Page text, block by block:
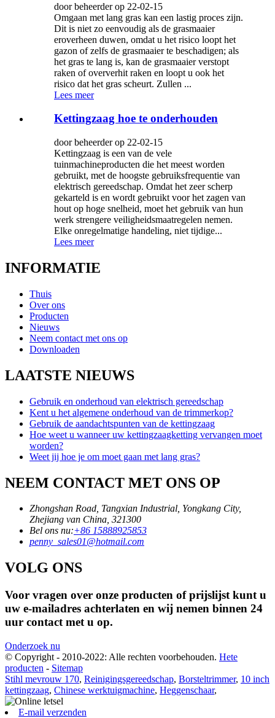
door beheerder op 22-02-15
Omgaan met lang gras kan een lastig proces zijn.
Dit is niet zo eenvoudig als de grasmaaier
eroverheen duwen, omdat u het risico loopt het
gazon of zelfs de grasmaaier te beschadigen; als
het gras te lang is, kan de grasmaaier verstopt
raken of oververhit raken en loopt u ook het
risico dat het gras scheurt. Zullen ...
Lees meer
Kettingzaag hoe te onderhouden
door beheerder op 22-02-15
Kettingzaag is een van de vele
tuinmachineproducten die het meest worden
gebruikt, met de hoogste gebruiksfrequentie van
elektrisch gereedschap. Omdat het zeer scherp
gekarteld is en wordt gebruikt voor het zagen van
hout op hoge snelheid, moet het gebruik van hun
werk strengere veiligheidsmaatregelen nemen.
Elke onregelmatige handeling, niet tijdige...
Lees meer
INFORMATIE
Thuis
Over ons
Producten
Nieuws
Neem contact met ons op
Downloaden
LAATSTE NIEUWS
Gebruik en onderhoud van elektrisch gereedschap
Kent u het algemene onderhoud van de trimmerkop?
Gebruik de aandachtspunten van de kettingzaag
Hoe weet u wanneer uw kettingzaagketting vervangen moet
worden?
Weet jij hoe je om moet gaan met lang gras?
NEEM CONTACT MET ONS OP
Zhongshan Road, Tangxian Industrial, Yongkang City,
Zhejiang van China, 321300
Bel ons nu:+86 15888925853
penny_sales01@hotmail.com
VOLG ONS
Voor vragen over onze producten of prijslijst kunt u
uw e-mailadres achterlaten en wij nemen binnen 24
uur contact met u op.
Onderzoek nu
© Copyright - 2010-2022: Alle rechten voorbehouden. Hete
producten - Sitemap
Stihl mevrouw 170, Reinigingsgereedschap, Borsteltrimmer, 10 inch
kettingzaag, Chinese werktuigmachine, Heggenschaar,
E-mail verzenden